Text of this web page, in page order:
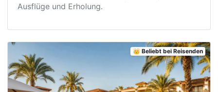
Ausflüge und Erholung.
👑 Beliebt bei Reisenden